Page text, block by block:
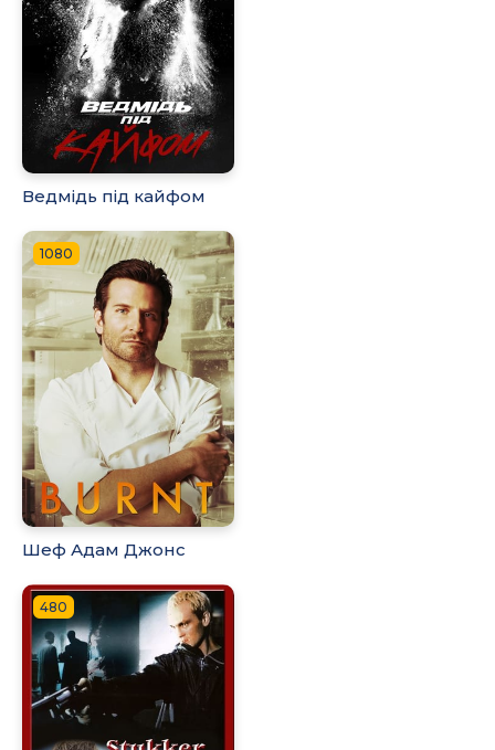
Ведмідь під кайфом
1080
Шеф Адам Джонс
480